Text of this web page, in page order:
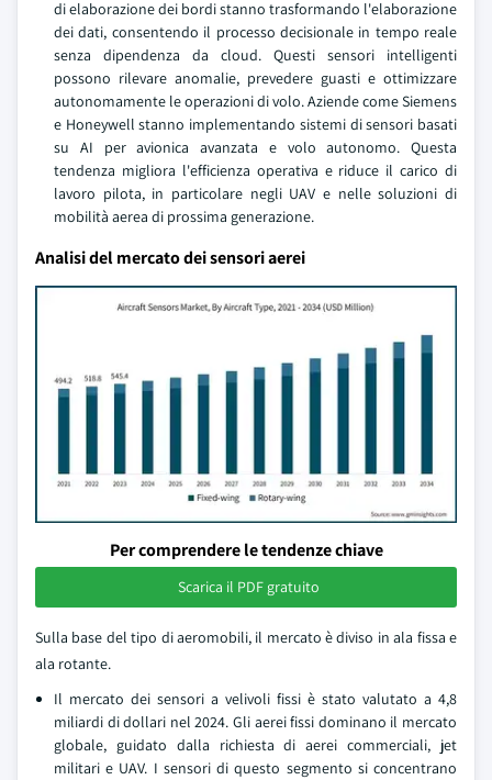
di elaborazione dei bordi stanno trasformando l'elaborazione
dei dati, consentendo il processo decisionale in tempo reale
senza dipendenza da cloud. Questi sensori intelligenti
possono rilevare anomalie, prevedere guasti e ottimizzare
autonomamente le operazioni di volo. Aziende come Siemens
e Honeywell stanno implementando sistemi di sensori basati
su AI per avionica avanzata e volo autonomo. Questa
tendenza migliora l'efficienza operativa e riduce il carico di
lavoro pilota, in particolare negli UAV e nelle soluzioni di
mobilità aerea di prossima generazione.
Analisi del mercato dei sensori aerei
Per comprendere le tendenze chiave
Scarica il PDF gratuito
Sulla base del tipo di aeromobili, il mercato è diviso in ala fissa e
ala rotante.
Il mercato dei sensori a velivoli fissi è stato valutato a 4,8
miliardi di dollari nel 2024. Gli aerei fissi dominano il mercato
globale, guidato dalla richiesta di aerei commerciali, jet
militari e UAV. I sensori di questo segmento si concentrano